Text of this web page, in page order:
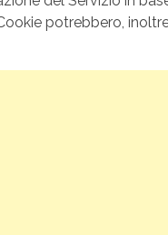
potrebbero,